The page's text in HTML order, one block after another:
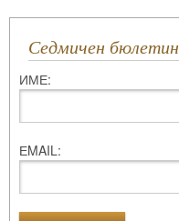
Седмичен бюлетин
ИМЕ:
ЕMAIL: